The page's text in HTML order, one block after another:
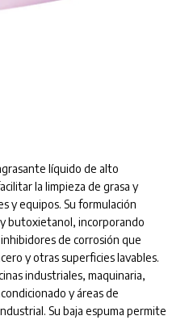
líquido de alto
la limpieza de grasa y
y equipos. Su formulación
butoxietanol, incorporando
de corrosión que
y otras superficies lavables.
industriales, maquinaria,
y áreas de
Su baja espuma permite